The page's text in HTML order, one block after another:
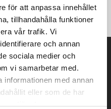
för att anpassa innehållet
tillhandahålla funktioner
vår trafik. Vi
och annan
sociala medier och
vi samarbetar med.
informationen med annan
eller som de har
tjänster.
och 40% ABS.
mailen?
på produkt och pris över
bara ställa frågor!